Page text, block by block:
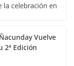
la celebración en
Vuelve
2ª Edición